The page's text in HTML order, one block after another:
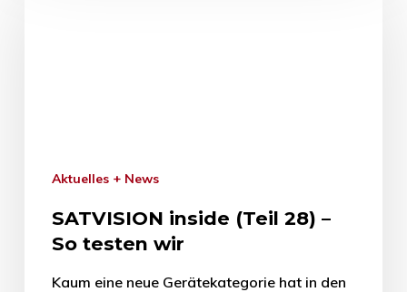
Aktuelles + News
SATVISION inside (Teil 28) –
So testen wir
Kaum eine neue Gerätekategorie hat in den